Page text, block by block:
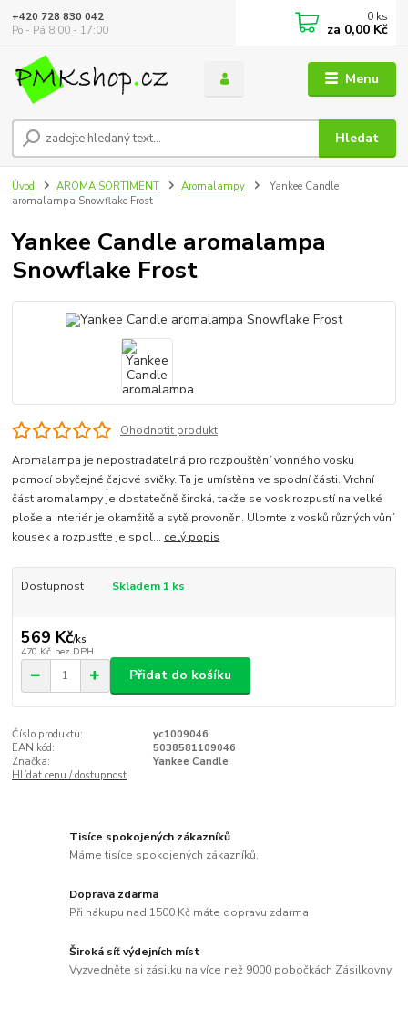
Menu
Hledat
+420 728 830 042
Po - Pá 8:00 - 17:00
0 ks
za 0,00 Kč
Úvod AROMA SORTIMENT Aromalampy
Yankee Candle
aromalampa Snowflake Frost
Yankee Candle aromalampa
Snowflake Frost
Ohodnotit produkt
Aromalampa je nepostradatelná pro rozpouštění vonného vosku
pomocí obyčejné čajové svíčky. Ta je umístěna ve spodní části. Vrchní
část aromalampy je dostatečně široká, takže se vosk rozpustí na velké
ploše a interiér je okamžitě a sytě provoněn. Ulomte z vosků různých vůní
kousek a rozpusťte je spol... celý popis
Dostupnost Skladem 1 ks
569 Kč/ks
470 Kč bez DPH
Přidat do košíku
Číslo produktu:
yc1009046
EAN kód:
5038581109046
Značka:
Yankee Candle
Hlídat cenu / dostupnost
Tisíce spokojených zákazníků
Máme tisíce spokojených zákazníků.
Doprava zdarma
Při nákupu nad 1500 Kč máte dopravu zdarma
Široká síť výdejních míst
Vyzvedněte si zásilku na více než 9000 pobočkách Zásilkovny